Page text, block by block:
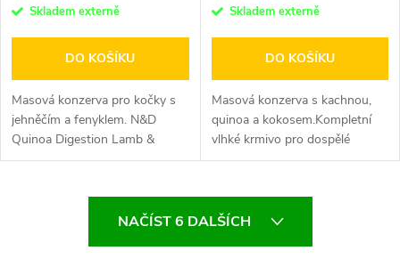
cena:Skladem externě
DO KOŠÍKU
Masová konzerva pro kočky s
jehněčím a fenyklem. N&D
Quinoa Digestion Lamb &
Fennel je krmivo pro...
cena:Skladem externě
DO KOŠÍKU
Masová konzerva s kachnou,
quinoa a kokosem.Kompletní
vlhké krmivo pro dospělé
kočky.Farmina N&D Quinoa
NAČÍST 6 DALŠÍCH